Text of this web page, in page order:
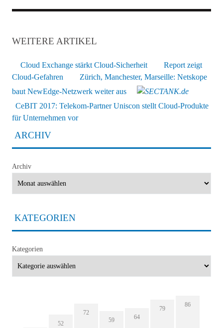
WEITERE ARTIKEL
Cloud Exchange stärkt Cloud-Sicherheit
Report zeigt
Cloud-Gefahren
Zürich, Manchester, Marseille: Netskope
baut NewEdge-Netzwerk weiter aus
CeBIT 2017: Telekom-Partner Uniscon stellt Cloud-Produkte
für Unternehmen vor
ARCHIV
Archiv
KATEGORIEN
Kategorien
52
72
59 64
79
86